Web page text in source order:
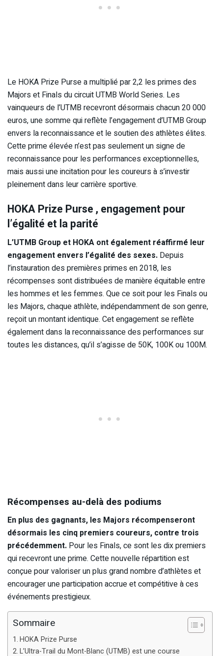
Le HOKA Prize Purse a multiplié par 2,2 les primes des
Majors et Finals du circuit UTMB World Series. Les
vainqueurs de l’UTMB recevront désormais chacun 20 000
euros, une somme qui reflète l’engagement d’UTMB Group
envers la reconnaissance et le soutien des athlètes élites.
Cette prime élevée n’est pas seulement un signe de
reconnaissance pour les performances exceptionnelles,
mais aussi une incitation pour les coureurs à s’investir
pleinement dans leur carrière sportive.
HOKA Prize Purse , engagement pour
l’égalité et la parité
L’UTMB Group et HOKA ont également réaffirmé leur
engagement envers l’égalité des sexes. Depuis
l’instauration des premières primes en 2018, les
récompenses sont distribuées de manière équitable entre
les hommes et les femmes. Que ce soit pour les Finals ou
les Majors, chaque athlète, indépendamment de son genre,
reçoit un montant identique. Cet engagement se reflète
également dans la reconnaissance des performances sur
toutes les distances, qu’il s’agisse de 50K, 100K ou 100M.
Récompenses au-delà des podiums
En plus des gagnants, les Majors récompenseront
désormais les cinq premiers coureurs, contre trois
précédemment. Pour les Finals, ce sont les dix premiers
qui recevront une prime. Cette nouvelle répartition est
conçue pour valoriser un plus grand nombre d’athlètes et
encourager une participation accrue et compétitive à ces
événements prestigieux.
Sommaire
HOKA Prize Purse
L’Ultra-Trail du Mont-Blanc (UTMB) est une course